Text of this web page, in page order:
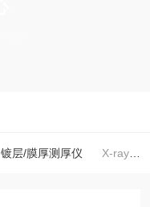
镀层/膜厚测厚仪 X-ray测厚仪选购注意事项@选购指南